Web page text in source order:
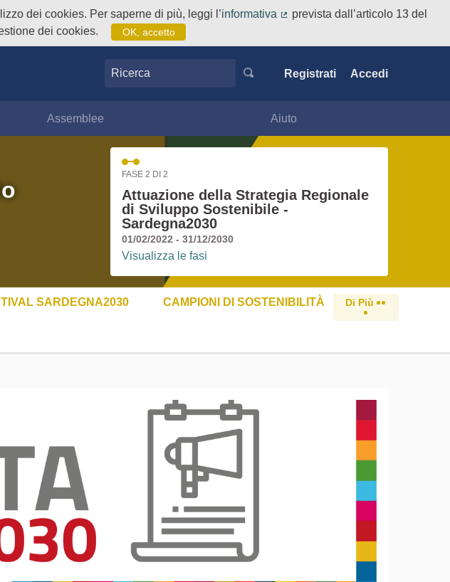
dei cookies. Per saperne di più, leggi l’informativa
prevista dall’articolo 13 del
dei cookies.
OK, accetto
Ricerca Registrati Accedi
Assemblee Aiuto
FASE 2 DI 2
Attuazione della Strategia Regionale
di Sviluppo Sostenibile -
Sardegna2030
01/02/2022 - 31/12/2030
Visualizza le fasi
SARDEGNA2030 CAMPIONI DI SOSTENIBILITÀ Di Più